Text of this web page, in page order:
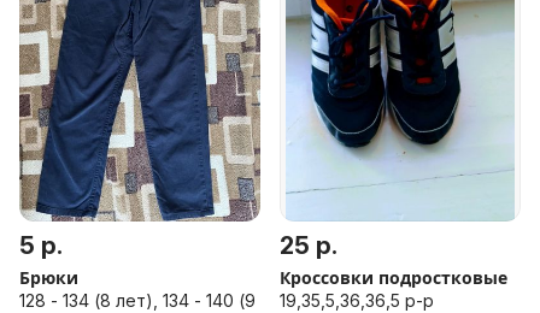
5 р.
Брюки
128 - 134 (8 лет), 134 - 140 (9
25 р.
Кроссовки подростковые
19,35,5,36,36,5 р-р